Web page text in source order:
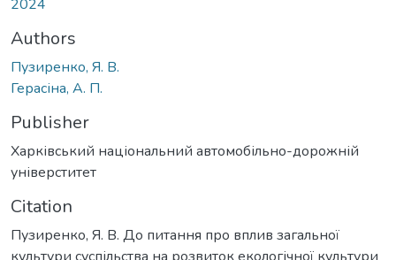
2024
Authors
Пузиренко, Я. В.
Герасіна, А. П.
Publisher
Харківський національний автомобільно-дорожній
універститет
Citation
Пузиренко, Я. В. До питання про вплив загальної